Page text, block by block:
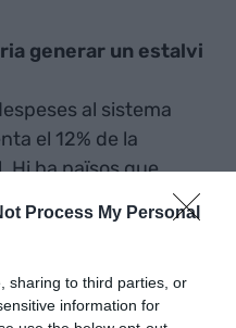
Process My Personal
sharing to third parties, or
information for
generar un estalvi
al sistema
el 12% de la
Hi ha països que
malaltia. Amb la
evites
una persona des de
entre visita i visita, el